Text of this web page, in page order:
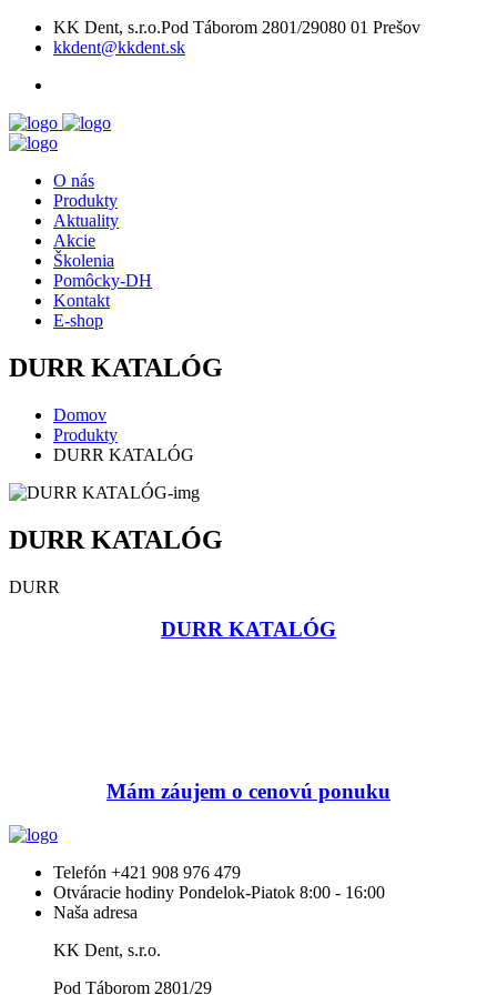
KK Dent, s.r.o.Pod Táborom 2801/29080 01 Prešov
kkdent@kkdent.sk
O nás
Produkty
Aktuality
Akcie
Školenia
Pomôcky-DH
Kontakt
E-shop
DURR KATALÓG
Domov
Produkty
DURR KATALÓG
DURR KATALÓG
DURR
DURR KATALÓG
Mám záujem o cenovú ponuku
Telefón +421 908 976 479
Otváracie hodiny Pondelok-Piatok 8:00 - 16:00
Naša adresa
KK Dent, s.r.o.
Pod Táborom 2801/29